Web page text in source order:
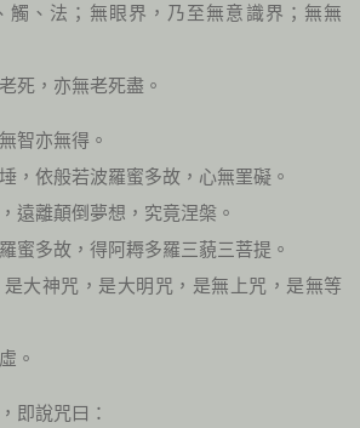
觸、法；無眼界，乃至無意識界；無無
死，亦無老死盡。
智亦無得。
，依般若波羅蜜多故，心無罣礙。
遠離顛倒夢想，究竟涅槃。
蜜多故，得阿耨多羅三藐三菩提。
大神咒，是大明咒，是無上咒，是無等
。
即說咒曰：